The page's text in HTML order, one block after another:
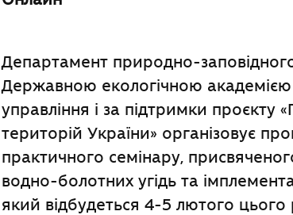
Департамент природно-
Державною екологічною академією
управління і за підтримки проєкту
територій України» організовує
практичного семінару,
водно-болотних угідь та
який відбудеться 4-5 лютого